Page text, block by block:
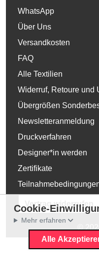
WhatsApp
Über Uns
Versandkosten
FAQ
Alle Textilien
Widerruf, Retoure und
Übergrößen
Newsletteranmeldung
Druckverfahren
Designer*in werden
Zertifikate
Vertrag widerrufen
Cookie-
Mehr erfahren
Alle